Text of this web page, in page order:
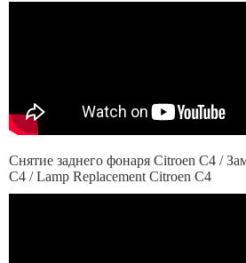
Снятие заднего фонаря Citroen C4 /
С4 / Lamp Replacement Citroen C4